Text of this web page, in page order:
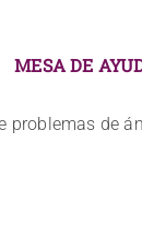
MESA DE
problemas de